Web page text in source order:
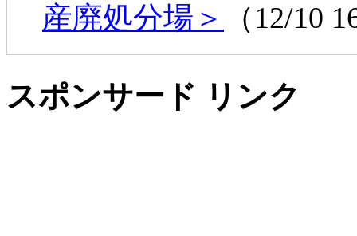
産廃処分場＞
（12/10
スポンサード リンク